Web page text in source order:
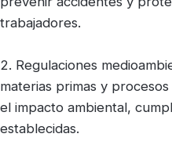
trabajadores.
2. Regulaciones
materias primas y
el impacto ambiental,
establecidas.